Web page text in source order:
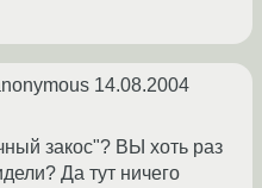
14.08.2004
закос"? ВЫ хоть раз
Да тут ничего